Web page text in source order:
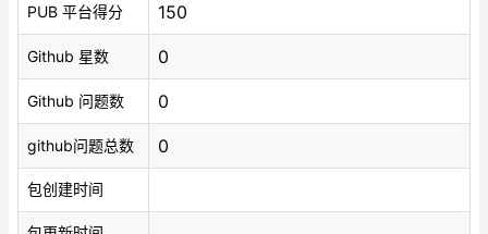
PUB 平台得分 150
Github 星数 0
Github 问题数 0
github问题总数 0
包创建时间